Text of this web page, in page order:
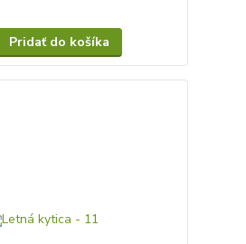
Pridať do košíka